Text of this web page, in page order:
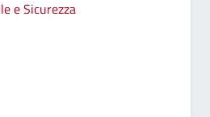
e Sicurezza